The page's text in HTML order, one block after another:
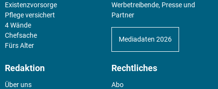
Existenz­vorsorge
Pflege versichert
4 Wände
Chefsache
Fürs Alter
Werbetreibende, Presse und
Partner
Mediadaten 2026
Redaktion
Über uns
Rechtliches
Abo